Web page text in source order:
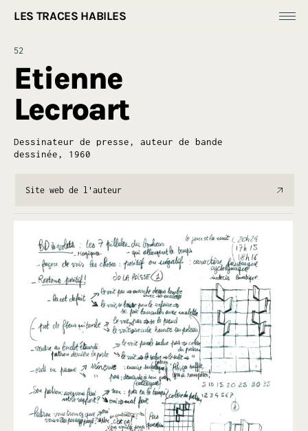
LES TRACES HABILES
Fonds Dess(e)ins
Productions
Ressources ]
À propos
52
Etienne
Lecroart
Dessinateur de presse, auteur de bande
dessinée, 1960
Site web de l'auteur